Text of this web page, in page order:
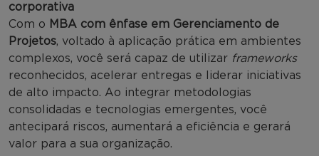
corporativa
Com o MBA com ênfase em Gerenciamento de
Projetos, voltado à aplicação prática em ambientes
complexos, você será capaz de utilizar frameworks
reconhecidos, acelerar entregas e liderar iniciativas
de alto impacto. Ao integrar metodologias
consolidadas e tecnologias emergentes, você
antecipará riscos, aumentará a eficiência e gerará
valor para a sua organização.